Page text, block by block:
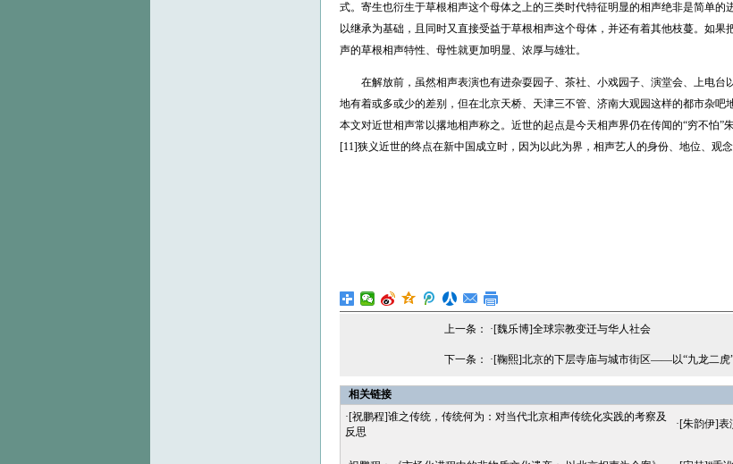
式。寄生也衍生于草根相声这个母体之上的三类时代特征明显的相声绝非是简单
以继承为基础，且同时又直接受益于草根相声这个母体，并还有着其他枝蔓。如
声的草根相声特性、母性就更加明显、浓厚与雄壮。
在解放前，虽然相声表演也有进杂耍园子、茶社、小戏园子、演堂会、上电台
地有着或多或少的差别，但在北京天桥、天津三不管、济南大观园这样的都市杂吧
本文对近世相声常以撂地相声称之。近世的起点是今天相声界仍在传闻的“穷不怕
[11]狭义近世的终点在新中国成立时，因为以此为界，相声艺人的身份、地位、观
上一条： ·[魏乐博]全球宗教变迁与华人社会
下一条： ·[鞠熙]北京的下层寺庙与城市街区——以“九龙二虎
相关链接
·[祝鹏程]谁之传统，传统何为：对当代北京相声传统化实践的考察及
反思
·[朱韵伊]表